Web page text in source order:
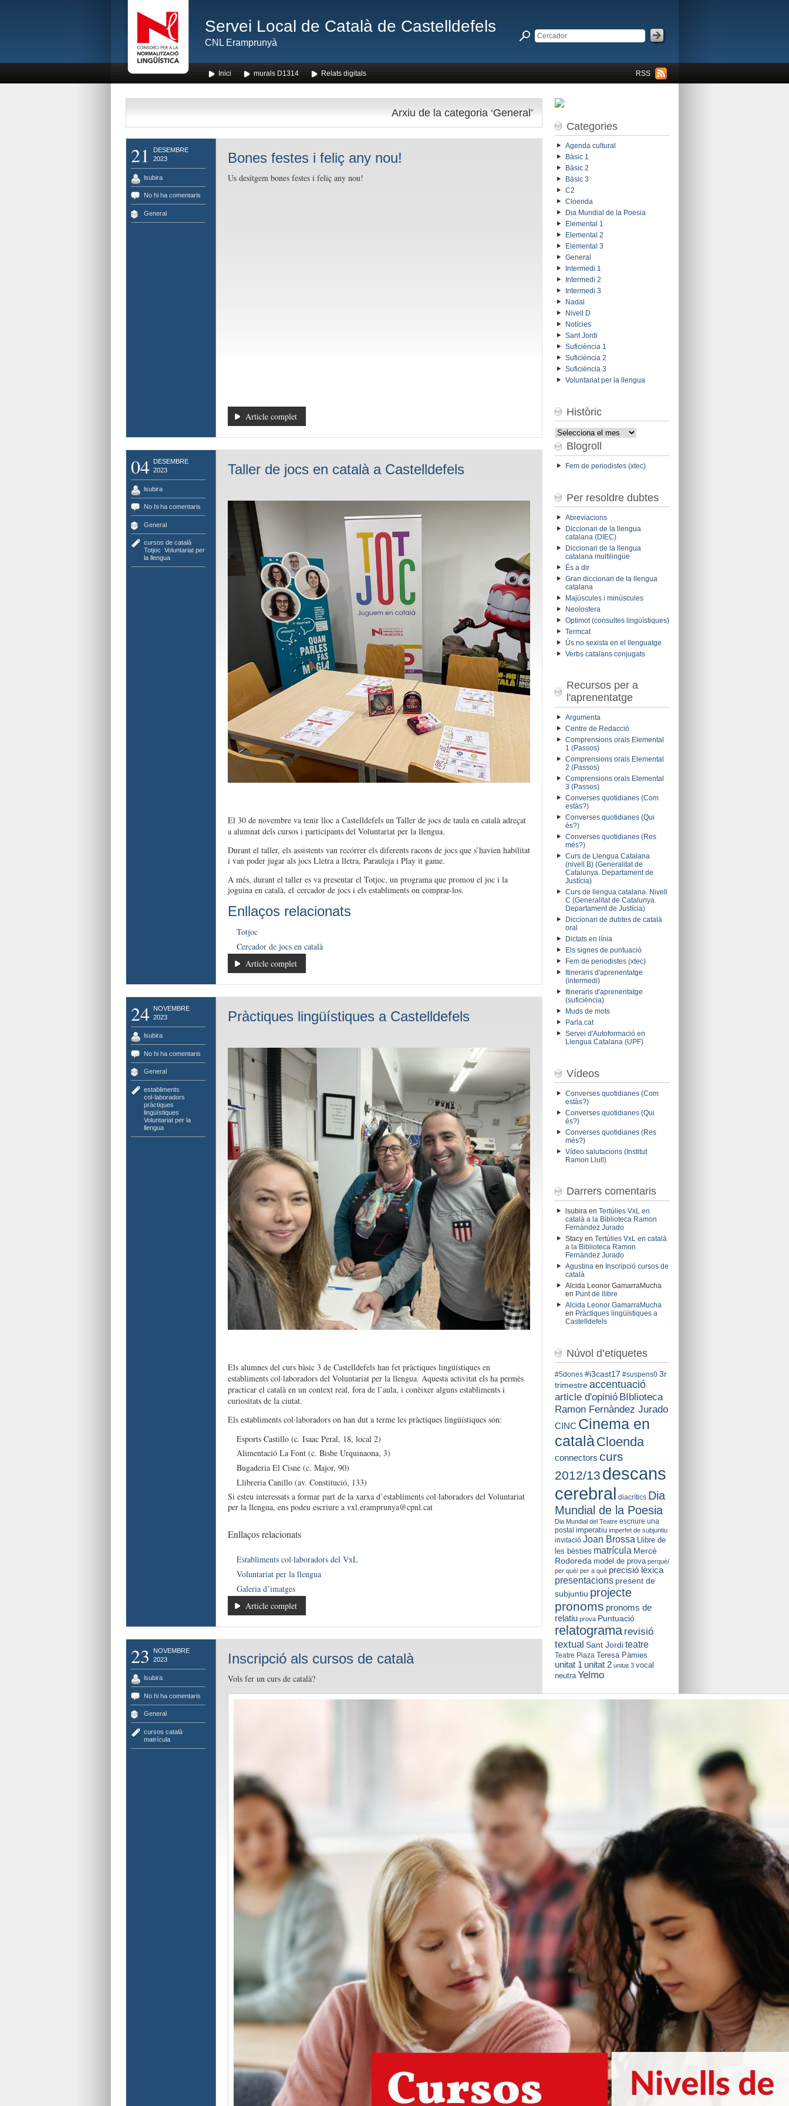
Servei Local de Català de Castelldefels
CNL Eramprunyà
RSS
Inici murals D1314 Relats digitals
Arxiu de la categoria ‘General’
21
DESEMBRE
2023
lsubira
No hi ha comentaris
General
Bones festes i feliç any nou!
Us desitgem bones festes i feliç any nou!
Article complet
04
DESEMBRE
2023
lsubira
No hi ha comentaris
General
cursos de català,
Totjoc Voluntariat per
la llengua
Taller de jocs en català a Castelldefels
El 30 de novembre va tenir lloc a Castelldefels un Taller de jocs de taula en català adreçat
a alumnat dels cursos i participants del Voluntariat per la llengua.
Durant el taller, els assistents van recórrer els diferents racons de jocs que s’havien habilitat
i van poder jugar als jocs Lletra a lletra, Parauleja i Play it game.
A més, durant el taller es va presentar el Totjoc, un programa que promou el joc i la
joguina en català, el cercador de jocs i els establiments on comprar-los.
Enllaços relacionats
Totjoc
Cercador de jocs en català
Article complet
24
NOVEMBRE
2023
lsubira
No hi ha comentaris
General
establiments
col·laboradors
pràctiques
lingüístiques
Voluntariat per la
llengua
Pràctiques lingüístiques a Castelldefels
Els alumnes del curs bàsic 3 de Castelldefels han fet pràctiques lingüístiques en
establiments col·laboradors del Voluntariat per la llengua. Aquesta activitat els ha permès
practicar el català en un context real, fora de l’aula, i conèixer alguns establiments i
curiositats de la ciutat.
Els establiments col·laboradors on han dut a terme les pràctiques lingüístiques són:
Esports Castillo (c. Isaac Peral, 18, local 2)
Alimentació La Font (c. Bisbe Urquinaona, 3)
Bugaderia El Cisne (c. Major, 90)
Llibreria Canillo (av. Constitució, 133)
Si esteu interessats a formar part de la xarxa d’establiments col·laboradors del Voluntariat
per la llengua, ens podeu escriure a vxl.eramprunya@cpnl.cat
Enllaços relacionats
Establiments col·laboradors del VxL
Voluntariat per la llengua
Galeria d’imatges
Article complet
23
NOVEMBRE
2023
lsubira
No hi ha comentaris
General
cursos català,
matrícula
Inscripció als cursos de català
Vols fer un curs de català?
Categories
Agenda cultural
Bàsic 1
Bàsic 2
Bàsic 3
C2
Cloenda
Dia Mundial de la Poesia
Elemental 1
Elemental 2
Elemental 3
General
Intermedi 1
Intermedi 2
Intermedi 3
Nadal
Nivell D
Notícies
Sant Jordi
Suficiència 1
Suficiència 2
Suficiència 3
Voluntariat per la llengua
Històric
Històric
Blogroll
Fem de periodistes (xtec)
Per resoldre dubtes
Abreviacions
Diccionari de la llengua
catalana (DIEC)
Diccionari de la llengua
catalana multilingüe
És a dir
Gran diccionari de la llengua
catalana
Majúscules i minúscules
Neolosfera
Optimot (consultes lingüístiques)
Termcat
Ús no sexista en el llenguatge
Verbs catalans conjugats
Recursos per a
l'aprenentatge
Argumenta
Centre de Redacció
Comprensions orals Elemental
1 (Passos)
Comprensions orals Elemental
2 (Passos)
Comprensions orals Elemental
3 (Passos)
Converses quotidianes (Com
estàs?)
Converses quotidianes (Qui
és?)
Converses quotidianes (Res
més?)
Curs de Llengua Catalana
(nivell B) (Generalitat de
Catalunya. Departament de
Justícia)
Curs de llengua catalana. Nivell
C (Generalitat de Catalunya.
Departament de Justícia)
Diccionari de dubtes de català
oral
Dictats en línia
Els signes de puntuació
Fem de periodistes (xtec)
Itineraris d'aprenentatge
(intermedi)
Itineraris d'aprenentatge
(suficiència)
Muds de mots
Parla.cat
Servei d'Autoformació en
Llengua Catalana (UPF)
Vídeos
Converses quotidianes (Com
estàs?)
Converses quotidianes (Qui
és?)
Converses quotidianes (Res
més?)
Vídeo salutacions (Institut
Ramon Llull)
Darrers comentaris
lsubiraen Tertúlies VxL en
català a la Biblioteca Ramon
Fernàndez Jurado
Stacyen Tertúlies VxL en català
a la Biblioteca Ramon
Fernàndez Jurado
Agustinaen Inscripció cursos de
català
Alcida Leonor GamarraMucha
en Punt de llibre
Alcida Leonor GamarraMucha
en Pràctiques lingüístiques a
Castelldefels
Núvol d’etiquetes
#5dones #i3cast17 #suspens0 3r
trimestre accentuació
article d'opinió BIblioteca
Ramon Fernàndez Jurado
CINC Cinema en
catalàCloenda
connectors curs
2012/13 descans
cerebral diacrítics Dia
Mundial de la Poesia
Dia Mundial del Teatre escriure una
postal imperatiu imperfet de subjuntiu
invitació Joan Brossa
Llibre de
les bèsties matrícula Mercè
Rodoreda model de prova perquè/
per què/ per a què precisió lèxica
presentacions present de
subjuntiu projecte
pronoms pronoms de
relatiu prova Puntuació
relatograma revisió
textual Sant Jordi teatre
Teatre Plaza Teresa Pàmies
unitat 1 unitat 2 unitat 3 vocal
neutra Yelmo